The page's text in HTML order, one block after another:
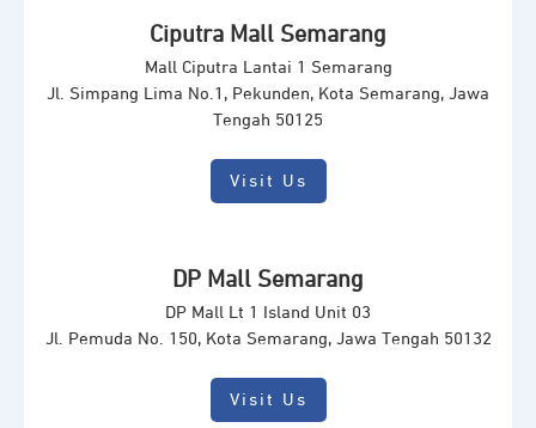
Ciputra Mall Semarang
Mall Ciputra Lantai 1 Semarang
Jl. Simpang Lima No.1, Pekunden, Kota Semarang, Jawa
Tengah 50125
Visit Us
DP Mall Semarang
DP Mall Lt 1 Island Unit 03
Jl. Pemuda No. 150, Kota Semarang, Jawa Tengah 50132
Visit Us